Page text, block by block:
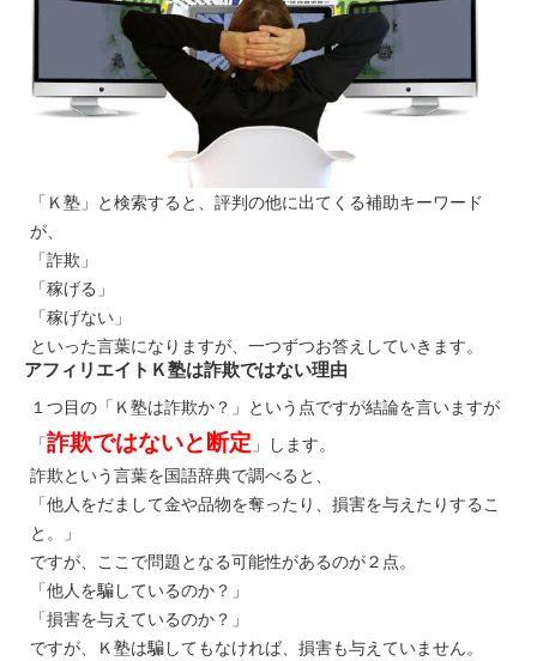
「Ｋ塾」と検索すると、評判の他に出てくる補助キーワード
が、
「詐欺」
「稼げる」
「稼げない」
といった言葉になりますが、一つずつお答えしていきます。
アフィリエイトＫ塾は詐欺ではない理由
１つ目の「Ｋ塾は詐欺か？」という点ですが結論を言いますが
「詐欺ではないと断定 」します。
詐欺という言葉を国語辞典で調べると、
「他人をだまして金や品物を奪ったり、損害を与えたりするこ
と。」
ですが、ここで問題となる可能性があるのが２点。
「他人を騙しているのか？」
「損害を与えているのか？」
ですが、Ｋ塾は騙してもなければ、損害も与えていません。